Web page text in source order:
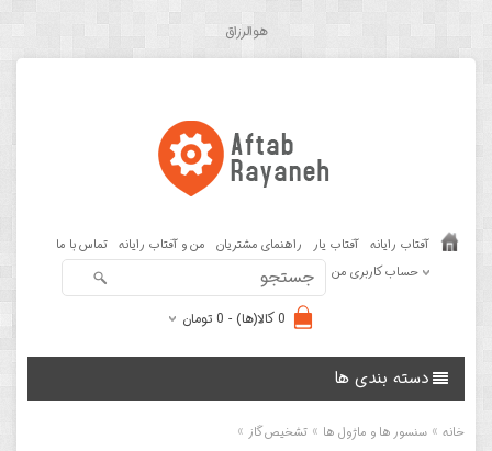
هوالرزاق
آفتاب رایانه آفتاب یار راهنمای مشتریان من و آفتاب رایانه تماس با ما
حساب کاربری من
0 کالا(ها) - 0 تومان
دسته بندی ها
خانه » سنسور ها و ماژول ها » تشخیص گاز »